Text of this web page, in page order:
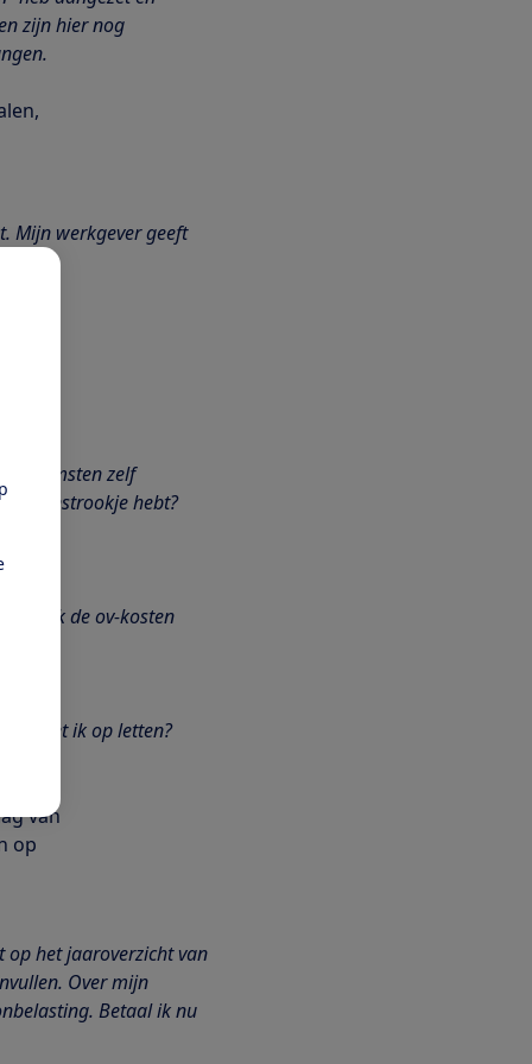
zijn hier nog
Mijn werkgever geeft
inkomsten zelf
loonstrookje hebt?
Mag ik de ov-kosten
zijn
moet ik op letten?
van
op
het jaaroverzicht van
Over mijn
Betaal ik nu